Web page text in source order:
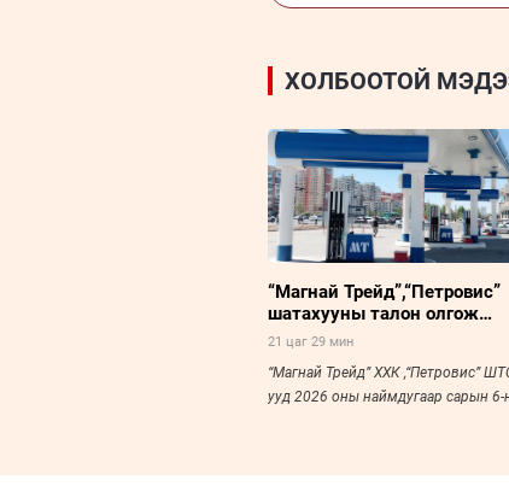
ХОЛБООТОЙ
“Магнай Трейд”,“Петровис”
шатахууны талон олгож
эхэллээ
21 цаг 29 мин
“Магнай Трейд” ХХК ,“Петровис”
ууд 2026 оны наймдугаар сарын 6-